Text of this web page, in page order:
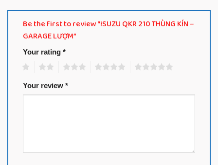
Be the first to review “ISUZU QKR 210 THÙNG KÍN –
GARAGE LƯỢM”
Your rating *
Your review *